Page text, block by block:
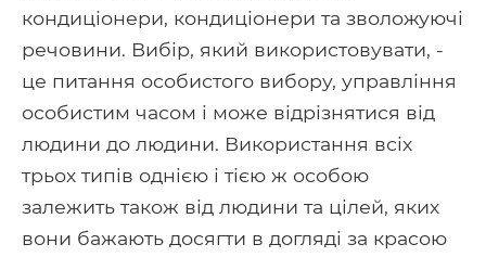
кондиціонери, кондиціонери та зволожуючі
речовини. Вибір, який використовувати, -
це питання особистого вибору, управління
особистим часом і може відрізнятися від
людини до людини. Використання всіх
трьох типів однією і тією ж особою
залежить також від людини та цілей, яких
вони бажають досягти в догляді за красою